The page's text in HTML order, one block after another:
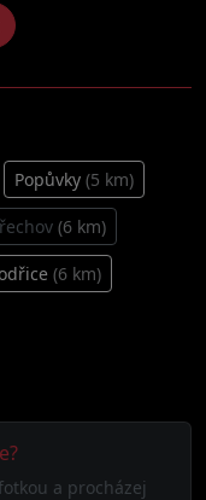
Popůvky (5 km)
(6 km)
(6 km)
a procházej